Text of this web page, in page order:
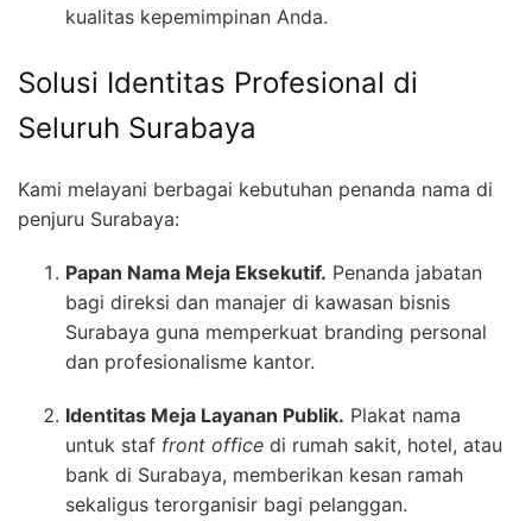
kualitas kepemimpinan Anda.
Solusi Identitas Profesional di
Seluruh Surabaya
Kami melayani berbagai kebutuhan penanda nama di
penjuru Surabaya:
Papan Nama Meja Eksekutif. Penanda jabatan
bagi direksi dan manajer di kawasan bisnis
Surabaya guna memperkuat branding personal
dan profesionalisme kantor.
Identitas Meja Layanan Publik. Plakat nama
untuk staf front office di rumah sakit, hotel, atau
bank di Surabaya, memberikan kesan ramah
sekaligus terorganisir bagi pelanggan.